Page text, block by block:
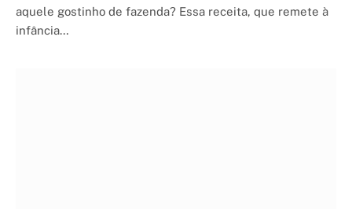
aquele gostinho de fazenda? Essa receita, que remete à
infância…